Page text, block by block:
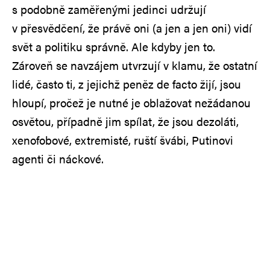
s podobně zaměřenými jedinci udržují
v přesvědčení, že právě oni (a jen a jen oni) vidí
svět a politiku správně. Ale kdyby jen to.
Zároveň se navzájem utvrzují v klamu, že ostatní
lidé, často ti, z jejichž peněz de facto žijí, jsou
hloupí, pročež je nutné je oblažovat nežádanou
osvětou, případně jim spílat, že jsou dezoláti,
xenofobové, extremisté, ruští švábi, Putinovi
agenti či náckové.